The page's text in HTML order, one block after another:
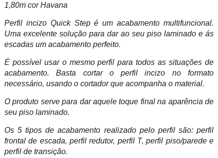
1,80m cor Havana
Perfil incizo Quick Step é um acabamento multifuncional.
Uma excelente solução para dar ao seu piso laminado e ás
escadas um acabamento perfeito.
É possível usar o mesmo perfil para todos as situações de
acabamento. Basta cortar o perfil incizo no formato
necessário, usando o cortador que acompanha o material.
O produto serve para dar aquele toque final na aparência de
seu piso laminado.
Os 5 tipos de acabamento realizado pelo perfil são: perfil
frontal de escada, perfil redutor, perfil T, perfil piso/parede e
perfil de transição.